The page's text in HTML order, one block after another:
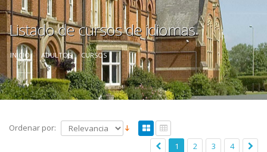
Listado de cursos de idiomas
INICIO ADULTOS CURSOS
Ordenar por:
1
2 3 4